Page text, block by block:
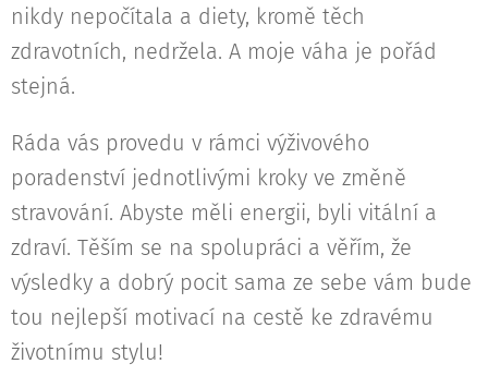
nikdy nepočítala a diety, kromě těch
zdravotních, nedržela. A moje váha je pořád
stejná.
Ráda vás provedu v rámci výživového
poradenství jednotlivými kroky ve změně
stravování. Abyste měli energii, byli vitální a
zdraví. Těším se na spolupráci a věřím, že
výsledky a dobrý pocit sama ze sebe vám bude
tou nejlepší motivací na cestě ke zdravému
životnímu stylu!